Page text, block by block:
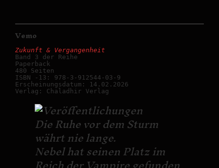
Vemo
Zukunft & Vergangenheit
Band 3 der Reihe
Paperback
480 Seiten
ISBN -13: 978-3-912544-03-9
Erscheinungsdatum: 14.02.2026
Verlag: Chaladhir Verlag
Die Ruhe vor dem Sturm
währt nie lange.
Nebel hat seinen Platz im